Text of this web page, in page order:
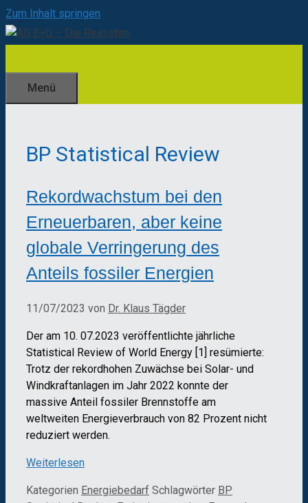
Zum Inhalt springen
Menü
BP Statistical Review
Rekordwachstum bei den
Erneuerbaren, aber keine
globale Verringerung des
Anteils fossiler Energien
11/07/2023 von Dr. Klaus Tägder
Der am 10. 07.2023 veröffentlichte jährliche
Statistical Review of World Energy [1] resümierte:
Trotz der rekordhohen Zuwächse bei Solar- und
Windkraftanlagen im Jahr 2022 konnte der
massive Anteil fossiler Brennstoffe am
weltweiten Energieverbrauch von 82 Prozent nicht
reduziert werden.
Weiterlesen
Kategorien Energiebedarf Schlagwörter BP